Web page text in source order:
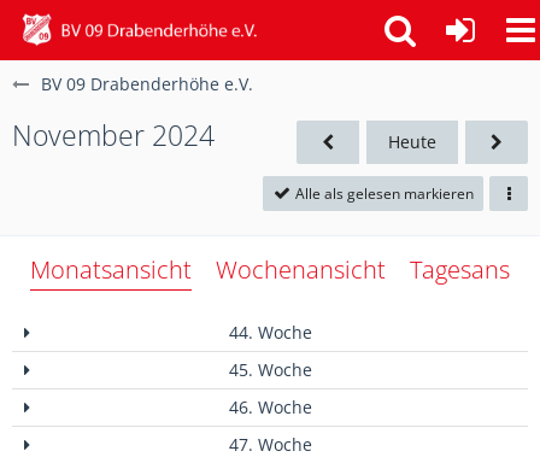
BV 09 Drabenderhöhe e.V.
November 2024 Heute
Alle als gelesen markieren
Monatsansicht Wochenansicht
44. Woche
45. Woche
46. Woche
47. Woche